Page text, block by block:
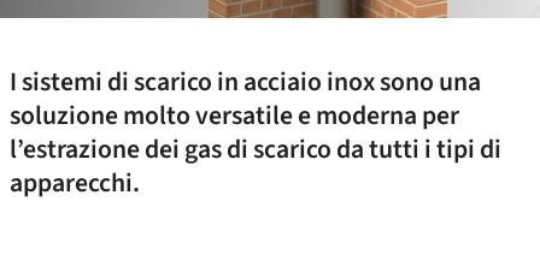
I sistemi di scarico in acciaio inox sono una
soluzione molto versatile e moderna per
l’estrazione dei gas di scarico da tutti i tipi di
apparecchi.